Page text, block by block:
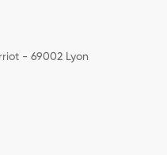
- 69002 Lyon